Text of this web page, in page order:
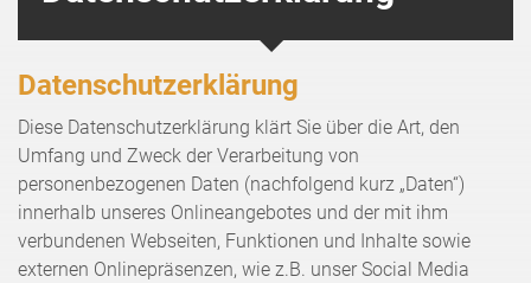
Datenschutzerklärung
Diese Datenschutzerklärung klärt Sie über die Art, den
Umfang und Zweck der Verarbeitung von
personenbezogenen Daten (nachfolgend kurz „Daten“)
innerhalb unseres Onlineangebotes und der mit ihm
verbundenen Webseiten, Funktionen und Inhalte sowie
externen Onlinepräsenzen, wie z.B. unser Social Media